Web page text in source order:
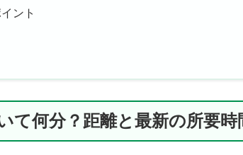
ント
て何分？距離と最新の所要時